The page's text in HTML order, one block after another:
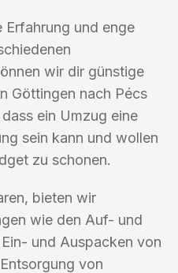
Erfahrung und enge
wir dir günstige
Göttingen nach Pécs
ein Umzug eine
sein kann und wollen
zu schonen.
bieten wir
wie den Auf- und
und Auspacken von
von